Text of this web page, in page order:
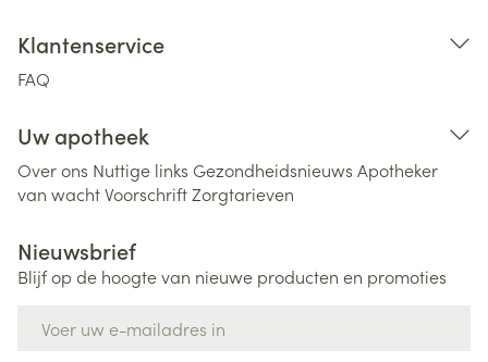
Klantenservice
FAQ
Uw apotheek
Over ons Nuttige links Gezondheidsnieuws Apotheker
van wachtVoorschriftZorgtarieven
Nieuwsbrief
Blijf op de hoogte van nieuwe producten en promoties